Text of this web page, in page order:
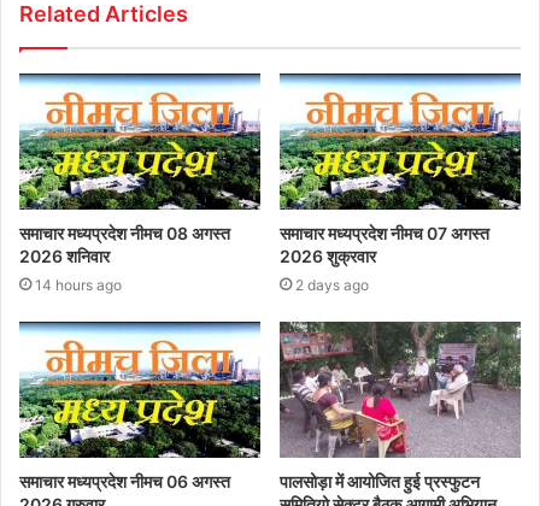
Related Articles
समाचार मध्यप्रदेश नीमच 08 अगस्त
2026 शनिवार
14 hours ago
समाचार मध्यप्रदेश नीमच 07 अगस्त
2026 शुक्रवार
2 days ago
समाचार मध्यप्रदेश नीमच 06 अगस्त
पालसोड़ा में आयोजित हुई प्रस्फुटन